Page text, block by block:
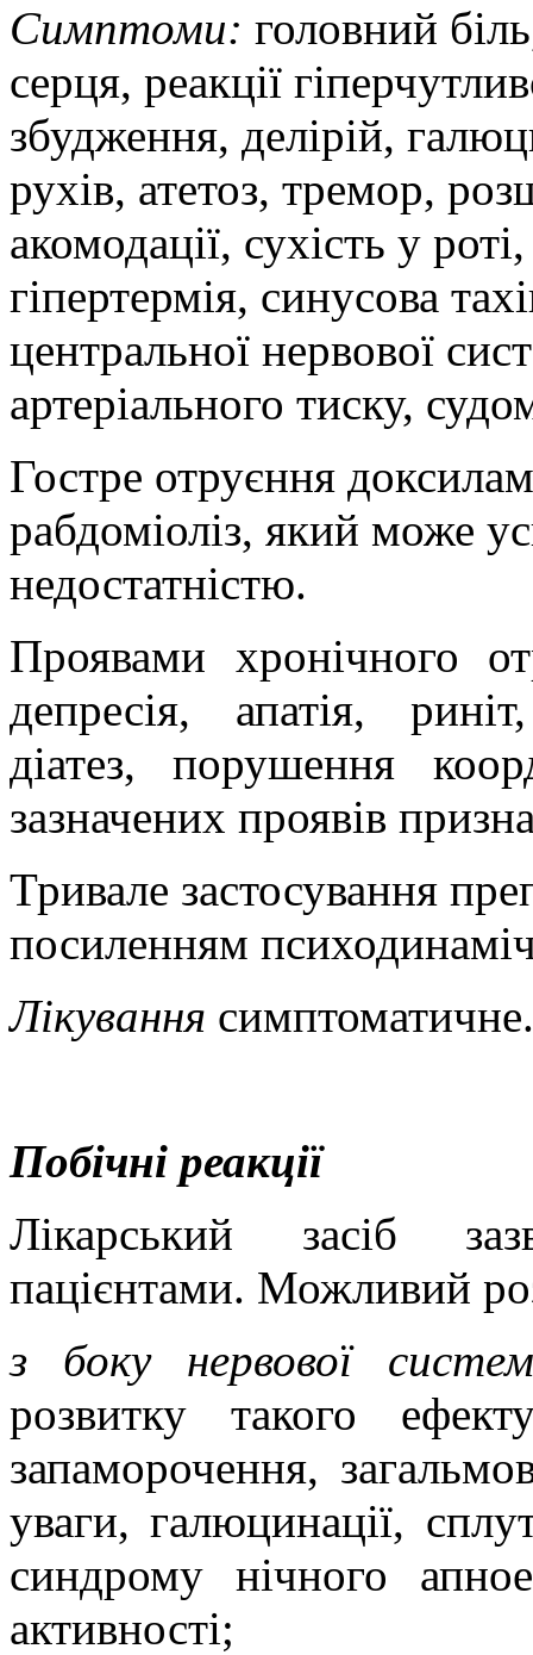
Симптоми: головний біль
серця, реакції
збудження, делірій,
рухів, атетоз, тремор,
акомодації, сухість у
гіпертермія, синусова
центральної нервової
артеріального тиску,
Гостре отруєння
рабдоміоліз, який може
недостатністю.
Проявами хронічного
депресія, апатія,
діатез, порушення
зазначених проявів
Тривале застосування
посиленням
Лікування симптоматичне.
Побічні реакції
Лікарський засіб
пацієнтами. Можливий
з боку нервової
розвитку такого
запаморочення,
уваги, галюцинації,
синдрому нічного
активності;